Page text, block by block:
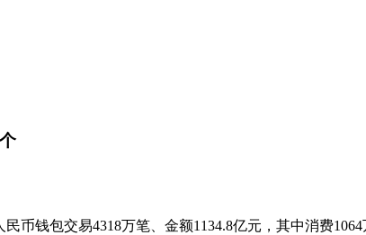
钱包交易4318万笔、金额1134.8亿元，其中消费